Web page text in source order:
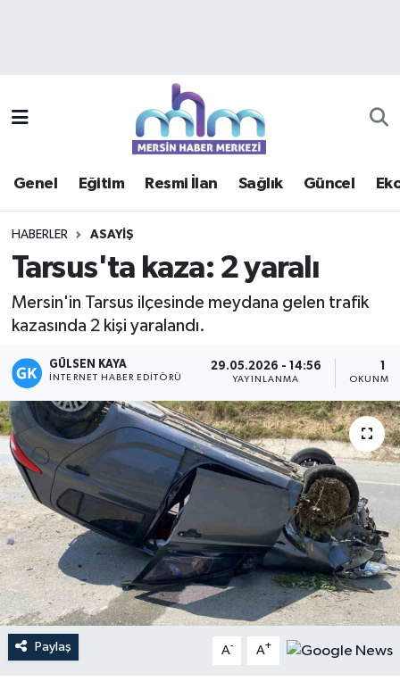
Genel Eğitim Resmi İlan Sağlık Güncel
HABERLER ASAYIŞ
Tarsus'ta kaza: 2 yaralı
Mersin'in Tarsus ilçesinde meydana gelen trafik
kazasında 2 kişi yaralandı.
GÜLSEN KAYA
İNTERNET HABER EDITÖRÜ
29.05.2026 - 14:56
YAYINLANMA OKUNMA
Paylaş A- A+
Güncel
Magazin
Mersin
Mersin Tarihi
Özel Haber
Politika
Resmi İlan
Mersin Trafik Yoğunluk Haritası
Süper Lig Puan Durumu ve Fikstür
Haber Arşivi